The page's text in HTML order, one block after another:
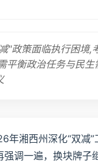
"政策面临执行困境,
平衡政治任务与民
年湘西州深化“双减
强调一遍，换块牌子